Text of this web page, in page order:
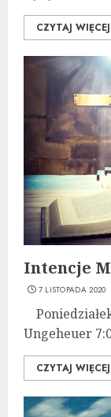
CZYTAJ WIĘCEJ
Intencje
7 LISTOPADA 2020
Ungeheuer
CZYTAJ WIĘCEJ